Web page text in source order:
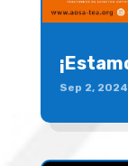
Sep 2, 2024